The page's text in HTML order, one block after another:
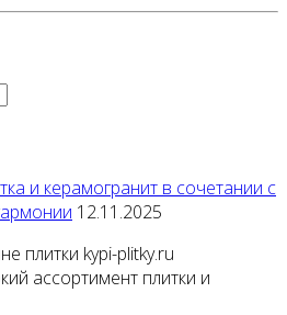
и керамогранит в сочетании с
12.11.2025
плитки kypi-plitky.ru
ассортимент плитки и